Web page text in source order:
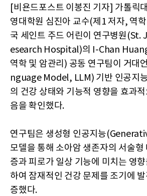
[비욘드포스트 이봉진 기자] 가톨릭
영대학원 심진아 교수(제1 저자, 역학
국 세인트 주드 어린이 연구병원(St.
esearch Hospital)의 I-Chan
역학 및 암관리) 공동 연구팀이 거대
nguage Model, LLM) 기반 인공지
의 건강 상태와 기능적 영향을 효과
음을 확인했다.
연구팀은 생성형 인공지능
모델을 통해 소아암 생존자의 서술형
증과 피로가 일상 기능에 미치는 영
하여 잠재적인 건강 문제를 조기에
증했다.